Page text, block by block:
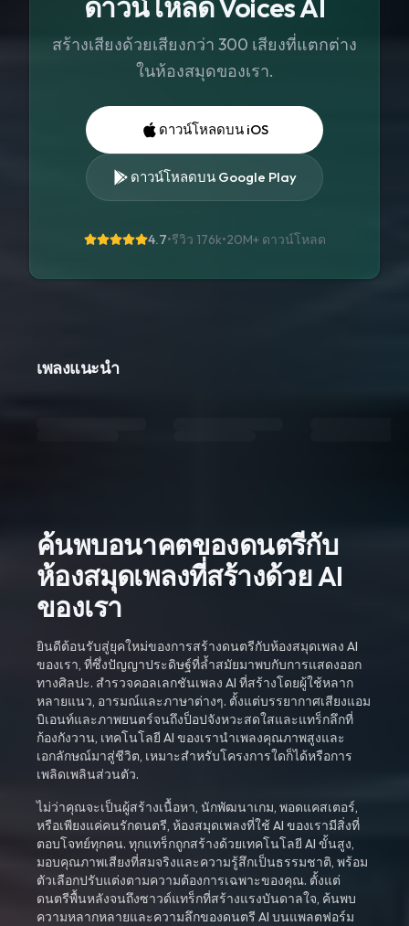
ดาวน์โหลด Voices AI
สร้างเสียงด้วยเสียงกว่า 300 เสียงที่แตกต่าง
ในห้องสมุดของเรา.
ดาวน์โหลดบน iOS
ดาวน์โหลดบน Google Play
4.7•รีวิว 176k•20M+ ดาวน์โหลด
เพลงแนะนำ
ค้นพบอนาคตของดนตรีกับ
ห้องสมุดเพลงที่สร้างด้วย AI
ของเรา
ยินดีต้อนรับสู่ยุคใหม่ของการสร้างดนตรีกับห้องสมุดเพลง AI
ของเรา, ที่ซึ่งปัญญาประดิษฐ์ที่ล้ำสมัยมาพบกับการแสดงออก
ทางศิลปะ. สำรวจคอลเลกชันเพลง AI ที่สร้างโดยผู้ใช้หลาก
หลายแนว, อารมณ์และภาษาต่างๆ. ตั้งแต่บรรยากาศเสียงแอม
บิเอนท์และภาพยนตร์จนถึงป็อปจังหวะสดใสและแทร็กลึกที่
ก้องกังวาน, เทคโนโลยี AI ของเรานำเพลงคุณภาพสูงและ
เอกลักษณ์มาสู่ชีวิต, เหมาะสำหรับโครงการใดก็ได้หรือการ
เพลิดเพลินส่วนตัว.
ไม่ว่าคุณจะเป็นผู้สร้างเนื้อหา, นักพัฒนาเกม, พอดแคสเตอร์,
หรือเพียงแค่คนรักดนตรี, ห้องสมุดเพลงที่ใช้ AI ของเรามีสิ่งที่
ตอบโจทย์ทุกคน. ทุกแทร็กถูกสร้างด้วยเทคโนโลยี AI ขั้นสูง,
มอบคุณภาพเสียงที่สมจริงและความรู้สึกเป็นธรรมชาติ, พร้อม
ตัวเลือกปรับแต่งตามความต้องการเฉพาะของคุณ. ตั้งแต่
ดนตรีพื้นหลังจนถึงซาวด์แทร็กที่สร้างแรงบันดาลใจ, ค้นพบ
ความหลากหลายและความลึกของดนตรี AI บนแพลตฟอร์ม